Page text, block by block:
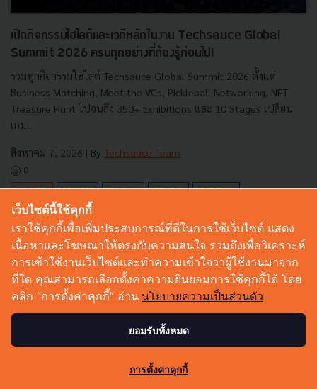
เปิดกิจกรรมไฮไลต์และเวทีหลักในงาน Techsauce Global
Summit 2026 ครบทุกอย่างที่ต้องรู้ก่อนไป!
รวมทุกกิจกรรมไฮไลต์ Techsauce Global Summit 2026 ตั้งแต่
Business Matching, Meet the VCs, Pickleball Networking, NFT
Treasure Hunt ไปจนถึง 350+ Exhibitions และ 10 Stages เปลี่ยน
เกม...
สิงหาคม 7, 2026 | By Techsauce Team
0
Tech & Biz TSGS2026 Workshop Exhibition Side Events
เว็บไซต์นี้ใช้คุกกี้
เราใช้คุกกี้เพื่อเพิ่มประสบการณ์ที่ดีในการใช้เว็บไซต์ แสดง
เนื้อหาและโฆษณาให้ตรงกับความสนใจ รวมถึงเพื่อวิเคราะห์
การเข้าใช้งานเว็บไซต์และทำความเข้าใจว่าผู้ใช้งานมาจาก
ที่ใด คุณสามารถเลือกตั้งค่าความยินยอมการใช้คุกกี้ได้ โดย
คลิก “การตั้งค่าคุกกี้” อ่าน นโยบายความเป็นส่วนตัว
ยอมรับทั้งหมด
การตั้งค่าคุกกี้